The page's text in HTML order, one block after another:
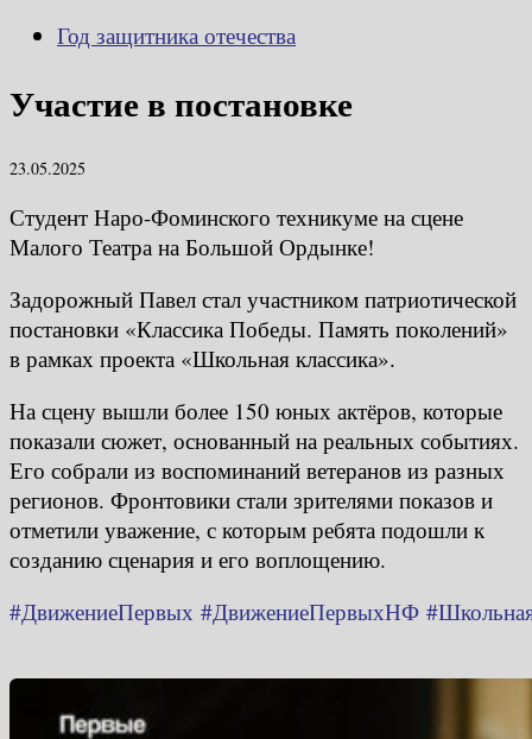
Год защитника отечества
Участие в постановке
23.05.2025
Студент Наро-Фоминского техникуме на сцене
Малого Театра на Большой Ордынке!
Задорожный Павел стал участником патриотической
постановки «Классика Победы. Память поколений»
в рамках проекта «Школьная классика».
На сцену вышли более 150 юных актёров, которые
показали сюжет, основанный на реальных событиях.
Его собрали из воспоминаний ветеранов из разных
регионов. Фронтовики стали зрителями показов и
отметили уважение, с которым ребята подошли к
созданию сценария и его воплощению.
#ДвижениеПервых #ДвижениеПервыхНФ